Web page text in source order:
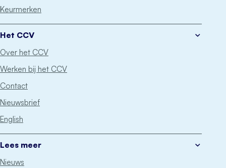
Keurmerken
Het CCV
Over het CCV
Werken bij het CCV
Contact
Nieuwsbrief
English
Lees meer
Nieuws